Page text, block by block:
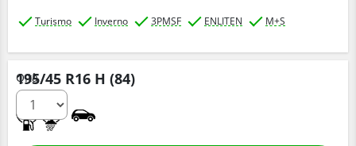
Turismo Inverno 3PMSF ENLITEN M+S
195/45 R16 H (84)
Q.tà